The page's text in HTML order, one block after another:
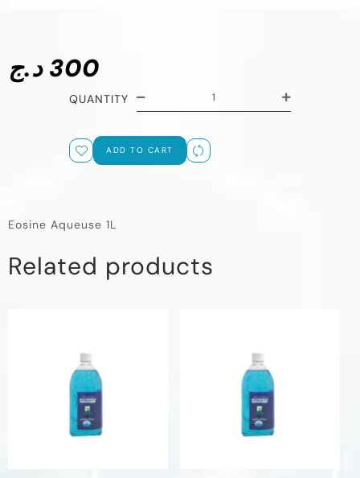
300 د.ج
QUANTITY
ADD TO CART
Eosine Aqueuse 1L
Related products